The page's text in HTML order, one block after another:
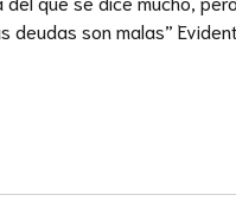
deudas son malas”